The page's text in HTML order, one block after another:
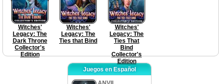
Witches'
Legacy: The
Dark Throne
Collector's
Edition
Witches'
Legacy: The
Ties that Bind
Witches'
Legacy: The
Ties That
Bind
Collector's
Edition
Juegos en Español